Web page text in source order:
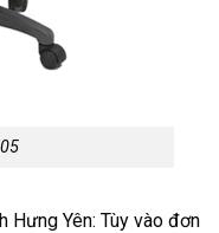
Hưng Yên: Tùy vào đơn